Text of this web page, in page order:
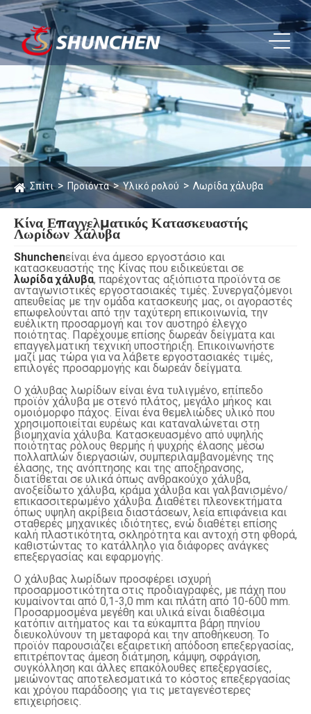
Σπίτι Προϊόντα Υλικό ρολού Λωρίδα χάλυβα
Κίνα Επαγγελματικός Κατασκευαστής
Λωρίδων Χάλυβα
Shunchenείναι ένα άμεσο εργοστάσιο και
κατασκευαστής της Κίνας που ειδικεύεται σε
λωρίδα χάλυβα, παρέχοντας αξιόπιστα προϊόντα σε
ανταγωνιστικές εργοστασιακές τιμές. Συνεργαζόμενοι
απευθείας με την ομάδα κατασκευής μας, οι αγοραστές
επωφελούνται από την ταχύτερη επικοινωνία, την
ευέλικτη προσαρμογή και τον αυστηρό έλεγχο
ποιότητας. Παρέχουμε επίσης δωρεάν δείγματα και
επαγγελματική τεχνική υποστήριξη. Επικοινωνήστε
μαζί μας τώρα για να λάβετε εργοστασιακές τιμές,
επιλογές προσαρμογής και δωρεάν δείγματα.
Ο χάλυβας λωρίδων είναι ένα τυλιγμένο, επίπεδο
προϊόν χάλυβα με στενό πλάτος, μεγάλο μήκος και
ομοιόμορφο πάχος. Είναι ένα θεμελιώδες υλικό που
χρησιμοποιείται ευρέως και καταναλώνεται στη
βιομηχανία χάλυβα. Κατασκευασμένο από υψηλής
ποιότητας ρόλους θερμής ή ψυχρής έλασης μέσω
πολλαπλών διεργασιών, συμπεριλαμβανομένης της
έλασης, της ανόπτησης και της αποξήρανσης,
διατίθεται σε υλικά όπως ανθρακούχο χάλυβα,
ανοξείδωτο χάλυβα, κράμα χάλυβα και γαλβανισμένο/
επικασσιτερωμένο χάλυβα. Διαθέτει πλεονεκτήματα
όπως υψηλή ακρίβεια διαστάσεων, λεία επιφάνεια και
σταθερές μηχανικές ιδιότητες, ενώ διαθέτει επίσης
καλή πλαστικότητα, σκληρότητα και αντοχή στη φθορά,
καθιστώντας το κατάλληλο για διάφορες ανάγκες
επεξεργασίας και εφαρμογής.
Ο χάλυβας λωρίδων προσφέρει ισχυρή
προσαρμοστικότητα στις προδιαγραφές, με πάχη που
κυμαίνονται από 0,1-3,0 mm και πλάτη από 10-600 mm.
Προσαρμοσμένα μεγέθη και υλικά είναι διαθέσιμα
κατόπιν αιτήματος και τα εύκαμπτα βάρη πηνίου
διευκολύνουν τη μεταφορά και την αποθήκευση. Το
προϊόν παρουσιάζει εξαιρετική απόδοση επεξεργασίας,
επιτρέποντας άμεση διάτμηση, κάμψη, σφράγιση,
συγκόλληση και άλλες επακόλουθες επεξεργασίες,
μειώνοντας αποτελεσματικά το κόστος επεξεργασίας
και χρόνου παράδοσης για τις μεταγενέστερες
επιχειρήσεις.